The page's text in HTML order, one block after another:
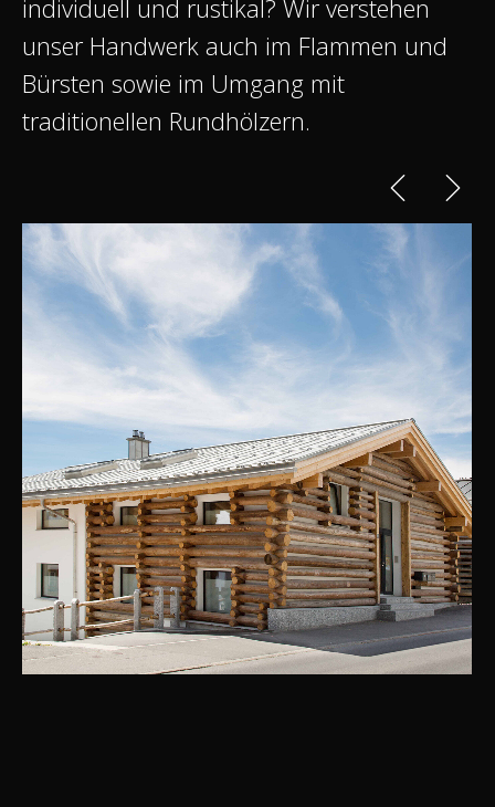
individuell und rustikal? Wir verstehen
unser Handwerk auch im Flammen und
Bürsten sowie im Umgang mit
traditionellen Rundhölzern.